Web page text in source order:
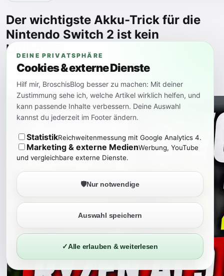
Der wichtigste Akku-Trick für die
Nintendo Switch 2 ist kein
Ladegerät
Die Nintendo Switch 2 kann den Ladevorgang bei 90
Prozent stoppen. Das schont den Akku im Alltag, ist
aber nicht für jede Situation die beste Einstellung.
DEINE PRIVATSPHÄRE
Cookies & externe Dienste
Hilf mir, BroschisBlog besser zu machen: Mit deiner
Zustimmung sehe ich, welche Artikel wirklich helfen, und
kann passende Inhalte verbessern. Deine Auswahl
kannst du jederzeit im Footer ändern.
StatistikReichweitenmessung mit Google Analytics 4.
Marketing & externe MedienWerbung, YouTube
und vergleichbare externe Dienste.
🛡️Nur notwendige
Auswahl speichern
✓Alle erlauben & weiterlesen